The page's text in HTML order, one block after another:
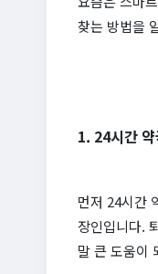
찾는 방법을
1. 24시간
먼저 24시간
장인입니다.
말 큰 도움이